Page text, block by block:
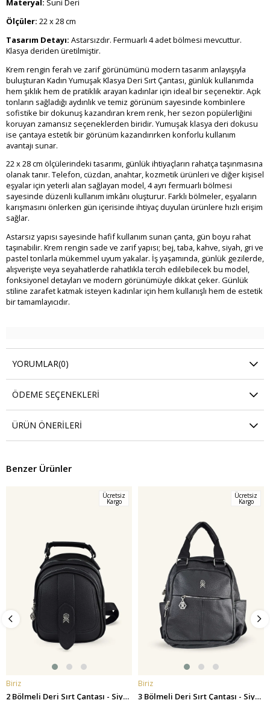
Materyal: Suni Deri
Ölçüler: 22 x 28 cm
Tasarım Detayı: Astarsızdır. Fermuarlı 4 adet bölmesi mevcuttur.
Klasya deriden üretilmiştir.
Krem rengin ferah ve zarif görünümünü modern tasarım anlayışıyla
buluşturan Kadın Yumuşak Klasya Deri Sırt Çantası, günlük kullanımda
hem şıklık hem de pratiklik arayan kadınlar için ideal bir seçenektir. Açık
tonların sağladığı aydınlık ve temiz görünüm sayesinde kombinlere
sofistike bir dokunuş kazandıran krem renk, her sezon popülerliğini
koruyan zamansız seçeneklerden biridir. Yumuşak klasya deri dokusu
ise çantaya estetik bir görünüm kazandırırken konforlu kullanım
avantajı sunar.
22 x 28 cm ölçülerindeki tasarımı, günlük ihtiyaçların rahatça taşınmasına
olanak tanır. Telefon, cüzdan, anahtar, kozmetik ürünleri ve diğer kişisel
eşyalar için yeterli alan sağlayan model, 4 ayrı fermuarlı bölmesi
sayesinde düzenli kullanım imkânı oluşturur. Farklı bölmeler, eşyaların
karışmasını önlerken gün içerisinde ihtiyaç duyulan ürünlere hızlı erişim
sağlar.
Astarsız yapısı sayesinde hafif kullanım sunan çanta, gün boyu rahat
taşınabilir. Krem rengin sade ve zarif yapısı; bej, taba, kahve, siyah, gri ve
pastel tonlarla mükemmel uyum yakalar. İş yaşamında, günlük gezilerde,
alışverişte veya seyahatlerde rahatlıkla tercih edilebilecek bu model,
fonksiyonel detayları ve modern görünümüyle dikkat çeker. Günlük
stiline zarafet katmak isteyen kadınlar için hem kullanışlı hem de estetik
bir tamamlayıcıdır.
YORUMLAR(0)
ÖDEME SEÇENEKLERI
ÜRÜN ÖNERILERI
Benzer Ürünler
SEPETE EKLE
Ücretsiz
Kargo
Biriz
2 Bölmeli Deri Sırt Çantası - Siyah
SEPETE EKLE
Ücretsiz
Kargo
Biriz
3 Bölmeli Deri Sırt Çantası - Siyah